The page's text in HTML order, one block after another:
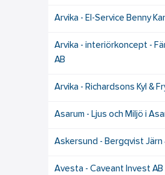
Arvika - El-Service Benny
Arvika - interiörkoncept -
AB
Arvika - Richardsons Kyl &
Asarum - Ljus och Miljö i
Askersund - Bergqvist Järn
Avesta - Caveant Invest AB